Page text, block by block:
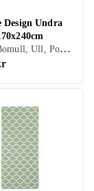
Design Undra
Matta, Bomull, Ull, Polyester, Viskos/Acetat/Modal/Rayon, Vit, Silver, Grå, Gul, Grön, Beige, Rosa, Rektangulär, Rund